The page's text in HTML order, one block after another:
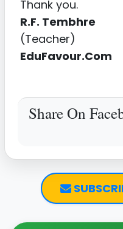
Thank you.
R.F. Tembhre
(Teacher)
EduFavour.Com
Share On